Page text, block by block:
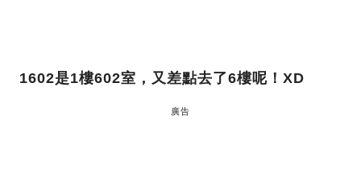
1602是1樓602室，又差點去了6樓呢！XD
廣告